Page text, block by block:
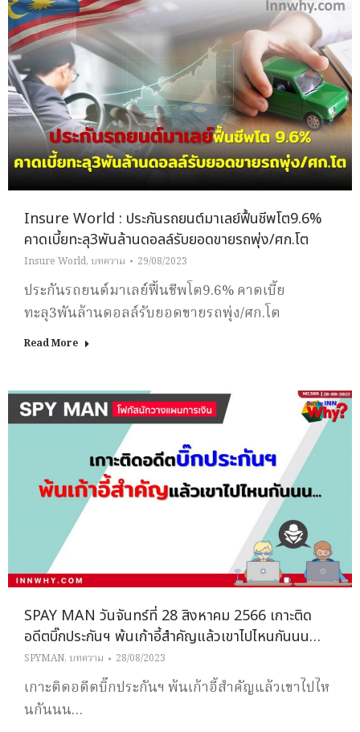
Insure World : ประกันรถยนต์มาเลย์ฟื้นชีพโต9.6%
คาดเบี้ยทะลุ3พันล้านดอลล์รับยอดขายรถพุ่ง/ศก.โต
Insure World, บทความ 29/08/2023
ประกันรถยนต์มาเลย์ฟื้นชีพโต9.6% คาดเบี้ย
ทะลุ3พันล้านดอลล์รับยอดขายรถพุ่ง/ศก.โต
Read More
SPAY MAN วันจันทร์ที่ 28 สิงหาคม 2566 เกาะติด
อดีตบิ๊กประกันฯ พ้นเก้าอี้สำคัญแล้วเขาไปไหนกันนน…
SPYMAN, บทความ 28/08/2023
เกาะติดอดีตบิ๊กประกันฯ พ้นเก้าอี้สำคัญแล้วเขาไปไห
นกันนน…